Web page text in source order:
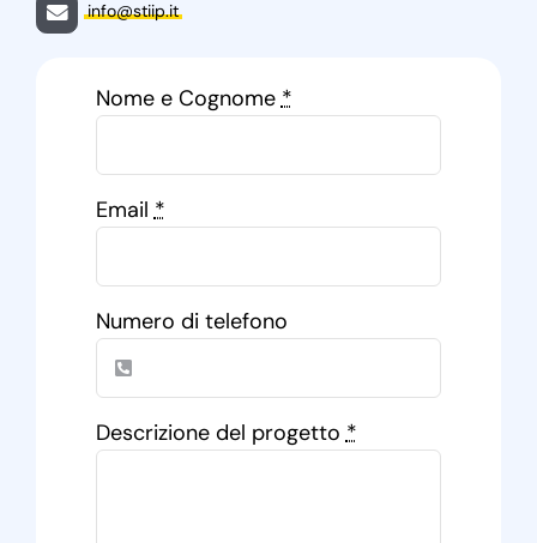
info@stiip.it
Nome e Cognome*
Email*
Numero di telefono
Descrizione del progetto*